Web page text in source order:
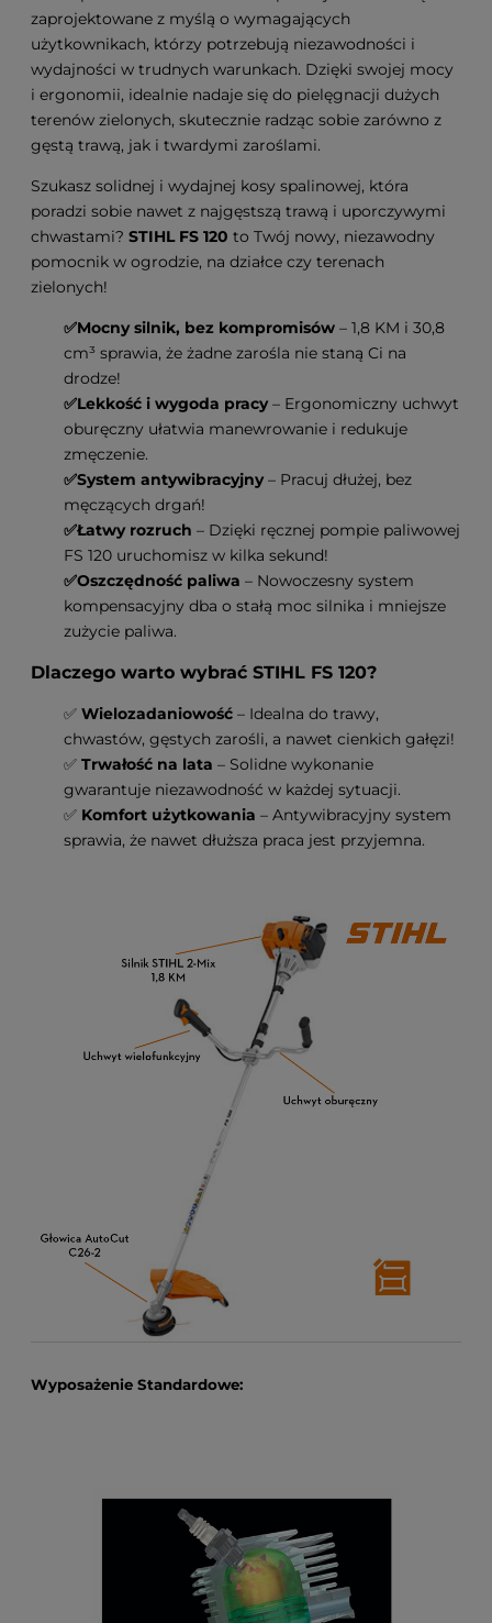
zaprojektowane z myślą o wymagających
użytkownikach, którzy potrzebują niezawodności i
wydajności w trudnych warunkach. Dzięki swojej mocy
i ergonomii, idealnie nadaje się do pielęgnacji dużych
terenów zielonych, skutecznie radząc sobie zarówno z
gęstą trawą, jak i twardymi zaroślami.
Szukasz solidnej i wydajnej kosy spalinowej, która
poradzi sobie nawet z najgęstszą trawą i uporczywymi
chwastami? STIHL FS 120 to Twój nowy, niezawodny
pomocnik w ogrodzie, na działce czy terenach
zielonych!
✅Mocny silnik, bez kompromisów – 1,8 KM i 30,8
cm³ sprawia, że żadne zarośla nie staną Ci na
drodze!
✅Lekkość i wygoda pracy– Ergonomiczny uchwyt
oburęczny ułatwia manewrowanie i redukuje
zmęczenie.
✅System antywibracyjny– Pracuj dłużej, bez
męczących drgań!
✅Łatwy rozruch – Dzięki ręcznej pompie paliwowej
FS 120 uruchomisz w kilka sekund!
✅Oszczędność paliwa – Nowoczesny system
kompensacyjny dba o stałą moc silnika i mniejsze
zużycie paliwa.
Dlaczego warto wybrać STIHL FS 120?
✅ Wielozadaniowość – Idealna do trawy,
chwastów, gęstych zarośli, a nawet cienkich gałęzi!
✅ Trwałość na lata – Solidne wykonanie
gwarantuje niezawodność w każdej sytuacji.
✅ Komfort użytkowania – Antywibracyjny system
sprawia, że nawet dłuższa praca jest przyjemna.
Wyposażenie Standardowe: